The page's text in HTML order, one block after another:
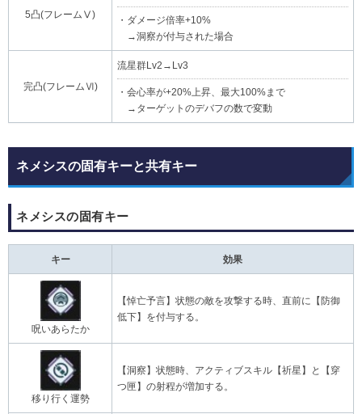
5凸(フレームⅤ)
・ダメージ倍率+10%
→洞察が付与された場合
完凸(フレームⅥ)
流星群Lv2→Lv3
・会心率が+20%上昇、最大100%まで
→ターゲットのデバフの数で変動
ネメシスの固有キーと共有キー
ネメシスの固有キー
キー 効果
呪いあらたか
【悼亡予言】状態の敵を攻撃する時、直前に【防御
低下】を付与する。
移り行く運勢
【洞察】状態時、アクティブスキル【祈星】と【穿
つ匣】の射程が増加する。